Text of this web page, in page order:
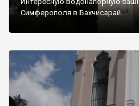
Симферополя в Бахчисарай.